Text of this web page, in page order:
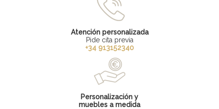
Atención personalizada
Pide cita previa
+34 913152340
Personalización y
muebles a medida